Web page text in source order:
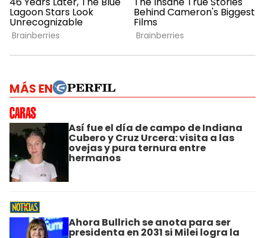
MÁS EN
Así fue el día de campo de Indiana
Cubero y Cruz Urcera: visita a las
ovejas y pura ternura entre
hermanos
Ahora Bullrich se anota para ser
presidenta en 2031 si Milei logra la